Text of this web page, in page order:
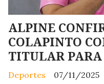
ALPINE
COLAPINTO
TITULAR PARA
Deportes
07/11/2025